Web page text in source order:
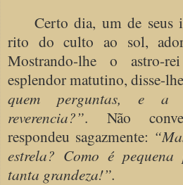
Certo dia, um de seus
rito do culto ao sol,
Mostrando-lhe o
esplendor matutino, disse-
quem perguntas, e a
reverencia?”. Não
respondeu sagazmente:
estrela? Como é
tanta grandeza!”.